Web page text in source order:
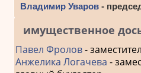
Владимир Уваров-
имущественное
Павел Фролов-
Анжелика Логачева -